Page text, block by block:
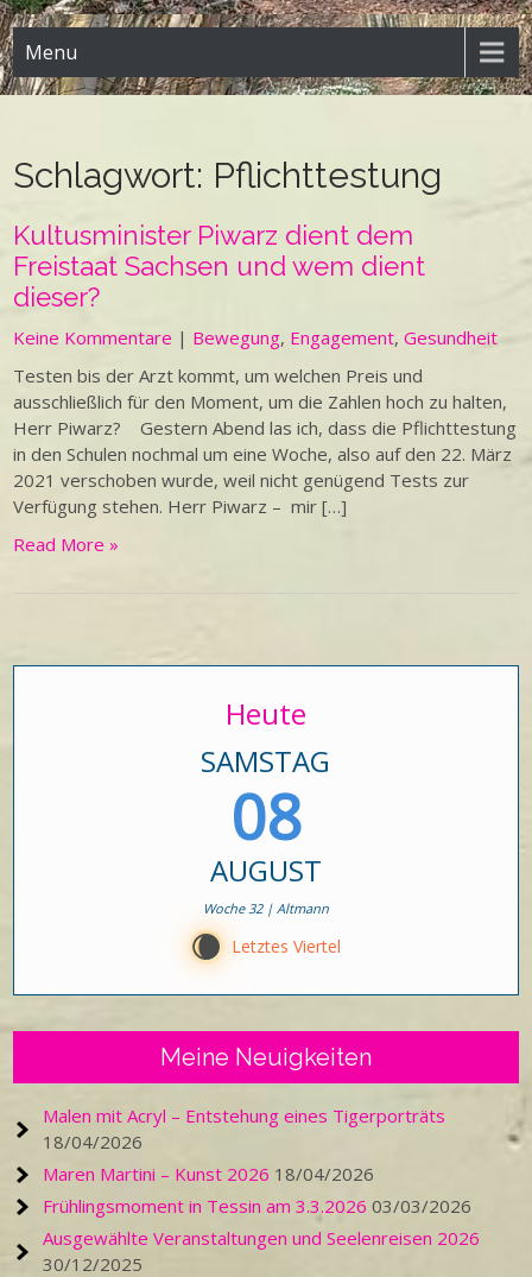
Menu
Schlagwort: Pflichttestung
Kultusminister Piwarz dient dem
Freistaat Sachsen und wem dient
dieser?
Keine Kommentare | Bewegung, Engagement,Gesundheit
Testen bis der Arzt kommt, um welchen Preis und
ausschließlich für den Moment, um die Zahlen hoch zu halten,
Herr Piwarz? Gestern Abend las ich, dass die Pflichttestung
in den Schulen nochmal um eine Woche, also auf den 22. März
2021 verschoben wurde, weil nicht genügend Tests zur
Verfügung stehen. Herr Piwarz – mir […]
Read More »
Heute
SAMSTAG
08
AUGUST
Woche 32 | Altmann
W Letztes Viertel
Meine Neuigkeiten
Malen mit Acryl – Entstehung eines Tigerporträts
18/04/2026
Maren Martini – Kunst 2026 18/04/2026
Frühlingsmoment in Tessin am 3.3.2026 03/03/2026
Ausgewählte Veranstaltungen und Seelenreisen 2026
30/12/2025